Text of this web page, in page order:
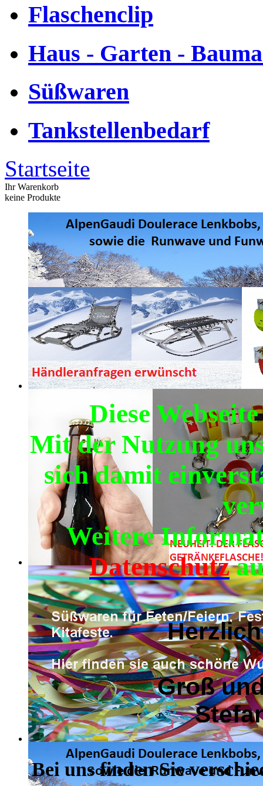
Flaschenclip
Haus - Garten -
Süßwaren
Tankstellenbedarf
Startseite
Ihr Warenkorb
keine Produkte
Diese
Mit der Nutzung
sich damit
Weitere
Datenschutz
Groß
Bei uns finden Sie